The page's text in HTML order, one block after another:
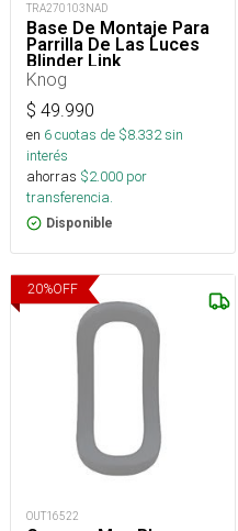
TRA270103NAD
Base De Montaje Para
Parrilla De Las Luces
Blinder Link
Knog
$ 49.990
en 6cuotas de $8.332sin
interés
ahorras $2.000 por
transferencia.
Disponible
20%OFF
OUT16522